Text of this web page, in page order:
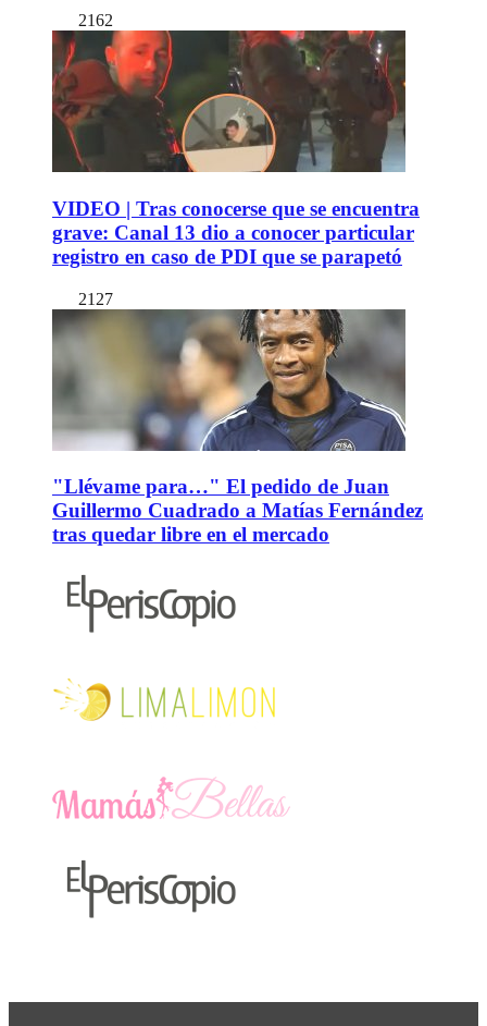
2162
VIDEO | Tras conocerse que se encuentra
grave: Canal 13 dio a conocer particular
registro en caso de PDI que se parapetó
2127
"Llévame para…" El pedido de Juan
Guillermo Cuadrado a Matías Fernández
tras quedar libre en el mercado